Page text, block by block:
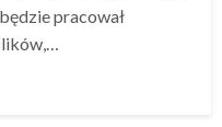
pracował